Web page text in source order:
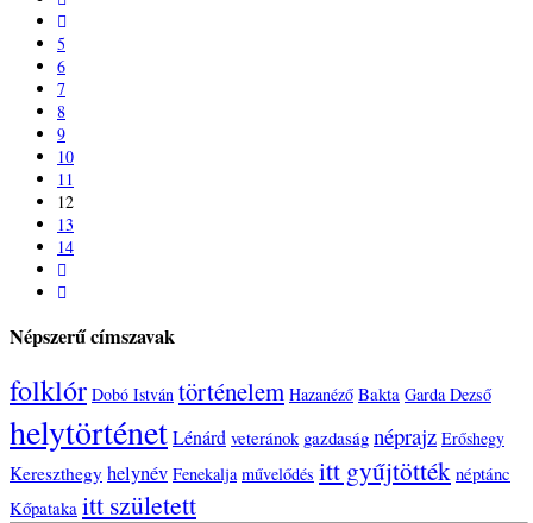
5
6
7
8
9
10
11
12
13
14
Népszerű címszavak
folklór Dobó István történelem Hazanéző Bakta Garda Dezső
helytörténetLénárd veteránok gazdaság néprajz Erőshegy
Kereszthegy helynév Fenekalja művelődés itt gyűjtötték néptánc
Kőpataka itt született